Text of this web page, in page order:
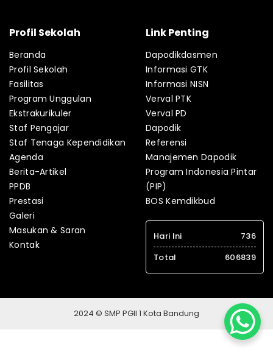
Profil Sekolah
Beranda
Profil Sekolah
Fasilitas
Program Unggulan
Ekstrakurikuler
Staf Pengajar
Staf Tenaga Kependidikan
Agenda
Berita-Artikel
PPDB
Prestasi
Galeri
Masukan & Saran
Kontak
Link Penting
Dapodikdasmen
Informasi GTK
Informasi NISN
Verval PTK
Verval PD
Dapodik
Referensi
Manajemen Dapodik
Program Indonesia Pintar
(PIP)
BOS Kemdikbud
Hari Ini
736
Total
606839
2024 © SMP PGII 1 Kota Bandung